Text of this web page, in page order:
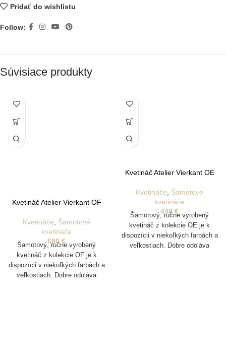
Pridať do wishlistu
Follow:
Súvisiace produkty
Kvetináč Atelier Vierkant OF
Kvetináče
Šamotové
kvetináče
680 €
Šamotový, ručne vyrobený
kvetináč z kolekcie OF je k
dispozícii v niekoľkých farbách a
veľkostiach. Dobre odoláva
Kvetináč Atelier Vierkant OE
Kvetináče, Šamotové
kvetináče
448 €
Šamotový, ručne vyrobený
kvetináč z kolekcie OE je k
dispozícii v niekoľkých farbách a
veľkostiach. Dobre odoláva